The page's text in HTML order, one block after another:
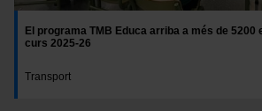
El programa TMB Educa arriba a més de 5200
curs 2025-26
Transport